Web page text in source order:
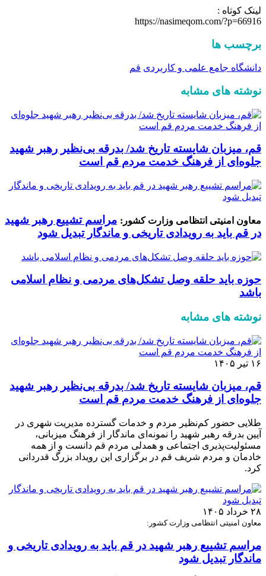
لینک کوتاه :
https://nasimeqom.com/?p=66916
برچسب ها
دانشگاه جامع علمی و کاربردی قم
نوشته های مشابه
قم، میزبان شایسته تاریخ شد/ بدرقه بی‌نظیر رهبر شهید
جلوه‌ای از فرهنگ خدمت مردم قم است
معاون امنیتی انتظامی وزارت کشور: مراسم تشییع رهبر شهید
در قم باید به رویدادی تاریخی و ماندگار تبدیل شود
حوزه باید حلقه وصل تشکل‌های مردمی و نظام اسلامی
باشد
نوشته های مشابه
۱۶ تیر ۱۴۰۵
قم، میزبان شایسته تاریخ شد/ بدرقه بی‌نظیر رهبر شهید
جلوه‌ای از فرهنگ خدمت مردم قم است
طلایی حضور کم‌نظیر مردم و خدمات گسترده مدیریت شهری در
آیین بدرقه رهبر شهید را نمونه‌ای ماندگار از فرهنگ میزبانی،
مسئولیت‌پذیری اجتماعی و همدلی مردم قم دانست و از همه
خادمان و مردم شریف قم در برگزاری این رویداد بزرگ قدردانی
کرد.
۲۸ خرداد ۱۴۰۵
معاون امنیتی انتظامی وزارت کشور:
مراسم تشییع رهبر شهید در قم باید به رویدادی تاریخی و
ماندگار تبدیل شود